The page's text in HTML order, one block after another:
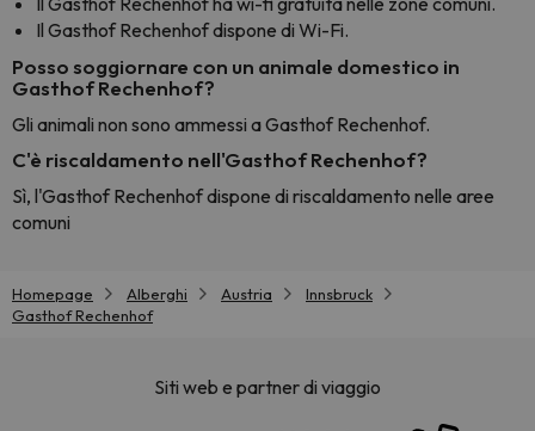
Il Gasthof Rechenhof dispone di Wi-Fi.
Posso soggiornare con un animale domestico in
Gasthof Rechenhof?
Gli animali non sono ammessi a Gasthof Rechenhof.
C'è riscaldamento nell'Gasthof Rechenhof?
Sì, l'Gasthof Rechenhof dispone di riscaldamento nelle aree
comuni
Homepage Alberghi Austria
Innsbruck
Gasthof Rechenhof
Siti web e partner di viaggio